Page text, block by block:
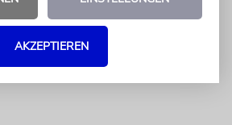
Straßburger
verfolgen.
AKZEPTIEREN